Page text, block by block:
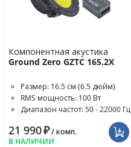
Компонентная акустика
Ground Zero GZTC 165.2X
Размер: 16.5 см (6.5 дюйм)
RMS мощность: 100 Вт
Диапазон частот: 50 - 22000 Гц
21 990₽/ комп.
В НАЛИЧИИ